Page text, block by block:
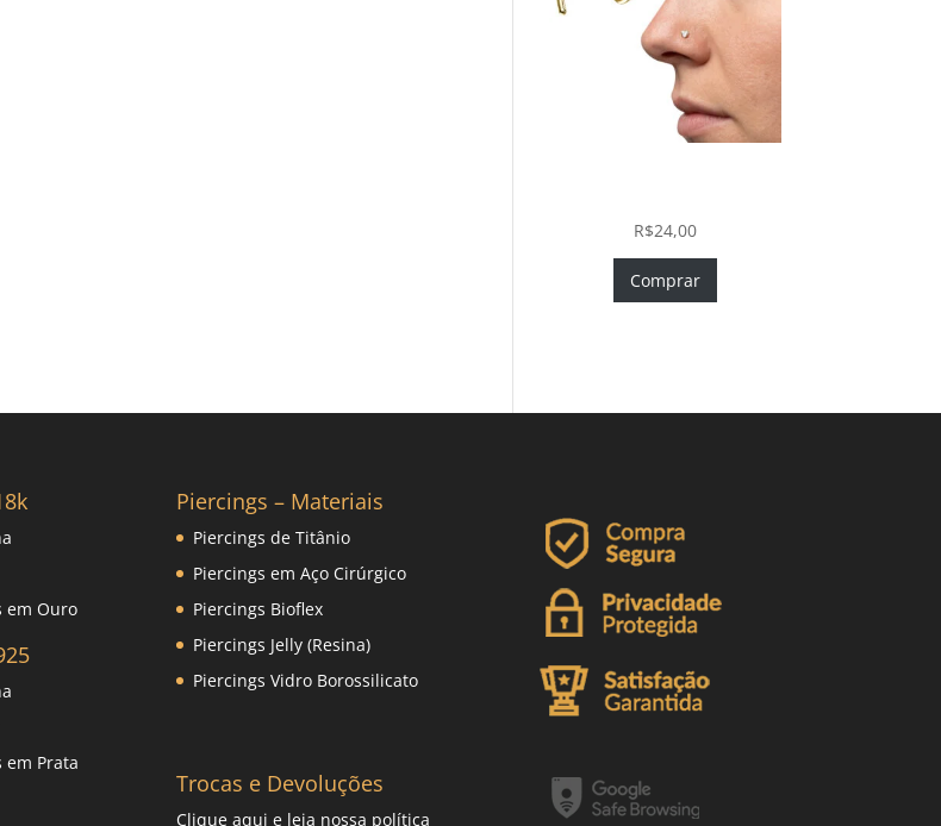
R$24,00
Comprar
em Ouro
em Prata
Piercings – Materiais
Piercings de Titânio
Piercings em Aço Cirúrgico
Piercings Bioflex
Piercings Jelly (Resina)
Piercings Vidro Borossilicato
Trocas e Devoluções
Clique aqui e leia nossa política